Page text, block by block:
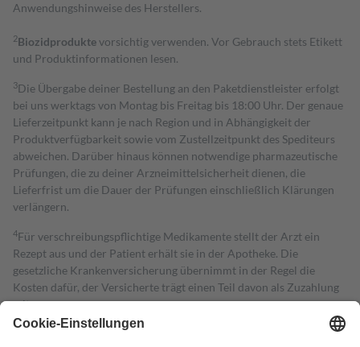
Anwendungshinweise des Herstellers.
2Biozidproduktevorsichtig verwenden. Vor Gebrauch stets Etikett
und Produktinformationen lesen.
3Die Übergabe deiner Bestellung an den Paketdienstleister erfolgt
bei uns werktags von Montag bis Freitag bis 18:00 Uhr. Der genaue
Lieferzeitpunkt kann je nach Region und in Abhängigkeit der
Produktverfügbarkeit sowie vom Zustellzeitpunkt des Spediteurs
abweichen. Darüber hinaus können notwendige pharmazeutische
Prüfungen, die zu deiner Arzneimittelsicherheit dienen, die
Lieferfrist um die Dauer der Prüfungen einschließlich Klärungen
verlängern.
4Für verschreibungspflichtige Medikamente stellt der Arzt ein
Rezept aus und der Patient erhält sie in der Apotheke. Die
gesetzliche Krankenversicherung übernimmt in der Regel die
Kosten dafür, der Versicherte trägt einen Teil davon als Zuzahlung
mit.
Grundsätzlich leisten Mitglieder Zuzahlungen in Höhe von zehn